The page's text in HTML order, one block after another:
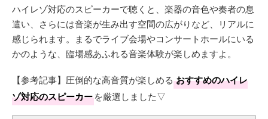
ハイレゾ対応のスピーカーで聴くと、楽器の音色や奏者の息
遣い、さらには音楽が生み出す空間の広がりなど、リアルに
感じられます。まるでライブ会場やコンサートホールにいる
かのような、臨場感あふれる音楽体験が楽しめますよ。
【参考記事】圧倒的な高音質が楽しめる おすすめのハイレ
ゾ対応のスピーカーを厳選しました▽